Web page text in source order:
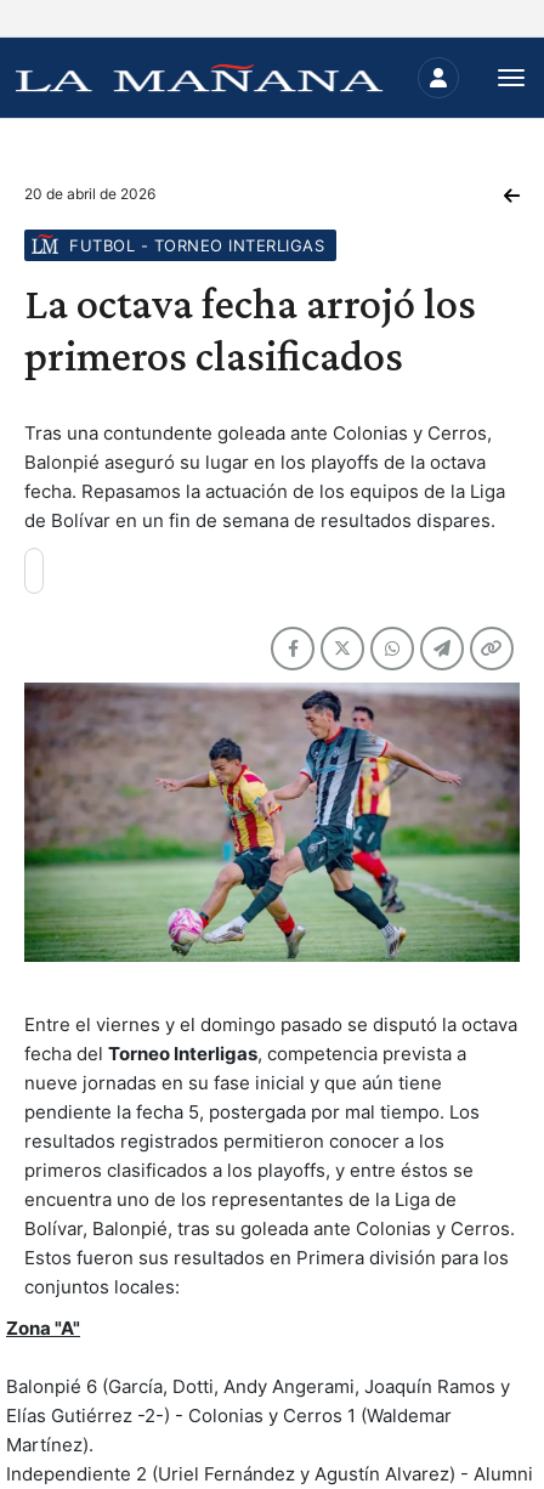
20 de abril de 2026
FUTBOL - TORNEO INTERLIGAS
La octava fecha arrojó los
primeros clasificados
Tras una contundente goleada ante Colonias y Cerros,
Balonpié aseguró su lugar en los playoffs de la octava
fecha. Repasamos la actuación de los equipos de la Liga
de Bolívar en un fin de semana de resultados dispares.
Entre el viernes y el domingo pasado se disputó la octava
fecha del Torneo Interligas, competencia prevista a
nueve jornadas en su fase inicial y que aún tiene
pendiente la fecha 5, postergada por mal tiempo. Los
resultados registrados permitieron conocer a los
primeros clasificados a los playoffs, y entre éstos se
encuentra uno de los representantes de la Liga de
Bolívar, Balonpié, tras su goleada ante Colonias y Cerros.
Estos fueron sus resultados en Primera división para los
conjuntos locales:
Zona "A"
Balonpié 6 (García, Dotti, Andy Angerami, Joaquín Ramos y
Elías Gutiérrez -2-) - Colonias y Cerros 1 (Waldemar
Martínez).
Independiente 2 (Uriel Fernández y Agustín Alvarez) - Alumni